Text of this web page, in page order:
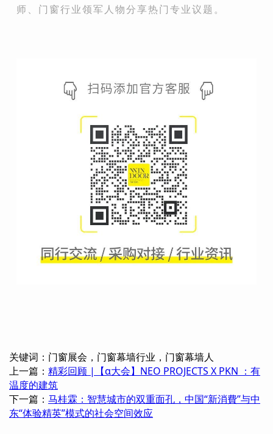
师、门窗行业领军人物分享热门专业议题。
关键词：门窗展会，门窗幕墙行业，门窗幕墙人
上一篇： 精彩回顾 |【α大会】NEO PROJECTS X PKN ：有
温度的建筑
下一篇： 马桂霖：智慧城市的双重面孔，中国“新消費”与中
东“体验精英”模式的社会空间效应